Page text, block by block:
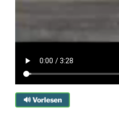
🔊 Vorlesen